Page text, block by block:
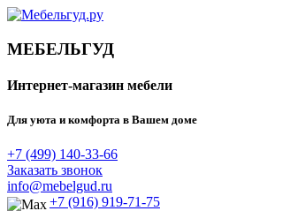
МЕБЕЛЬГУД
Интернет-магазин мебели
Для уюта и комфорта в Вашем доме
+7 (499) 140-33-66
Заказать звонок
info@mebelgud.ru
+7 (916) 919-71-75